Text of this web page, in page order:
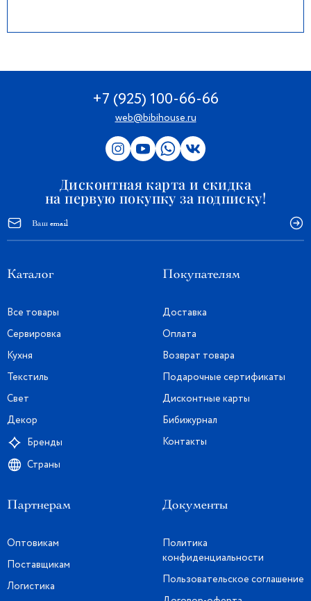
+7 (925) 100-66-66
web@bibihouse.ru
Дисконтная карта и скидка
на первую покупку за подписку!
Каталог
Все товары
Сервировка
Кухня
Текстиль
Свет
Декор
Бренды
Страны
Покупателям
Доставка
Оплата
Возврат товара
Подарочные сертификаты
Дисконтные карты
Бибижурнал
Контакты
Партнерам
Оптовикам
Поставщикам
Логистика
Документы
Политика
конфиденциальности
Пользовательское соглашение